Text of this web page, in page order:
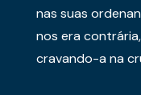
nas suas
nos era
cravando-a na